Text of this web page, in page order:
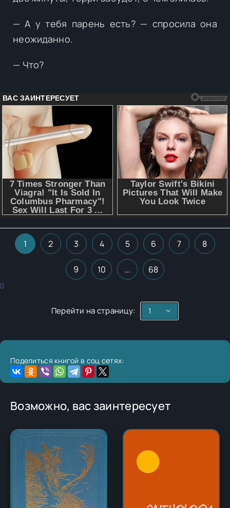
— А у тебя парень есть? — спросила она
неожиданно.
— Что?
1 2 3 4 5 6 7 8
9 10 ... 68
Перейти на страницу:
Поделиться книгой в соц сетях:
Возможно, вас заинтересует